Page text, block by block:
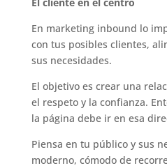
En marketing inbound lo
con tus posibles clientes,
sus necesidades.
El objetivo es crear una
el respeto y la confianza.
la página debe ir en esa
Piensa en tu público y sus
moderno, cómodo de